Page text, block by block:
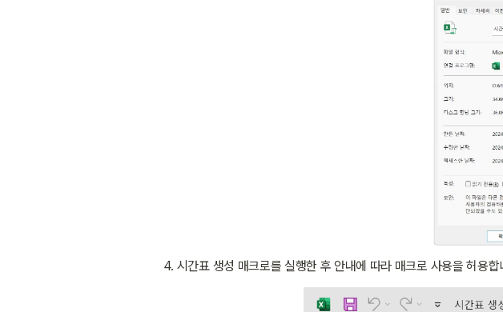
시간표 생성 매크로를 실행한 후 안내에 따라 매크로 사용을 허용